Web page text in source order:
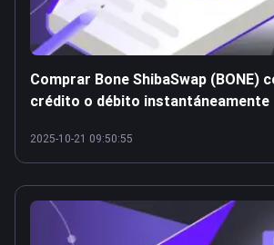
Comprar Bone ShibaSwap (BONE)
crédito o débito instantáneamente
2025-10-21 09:50:55